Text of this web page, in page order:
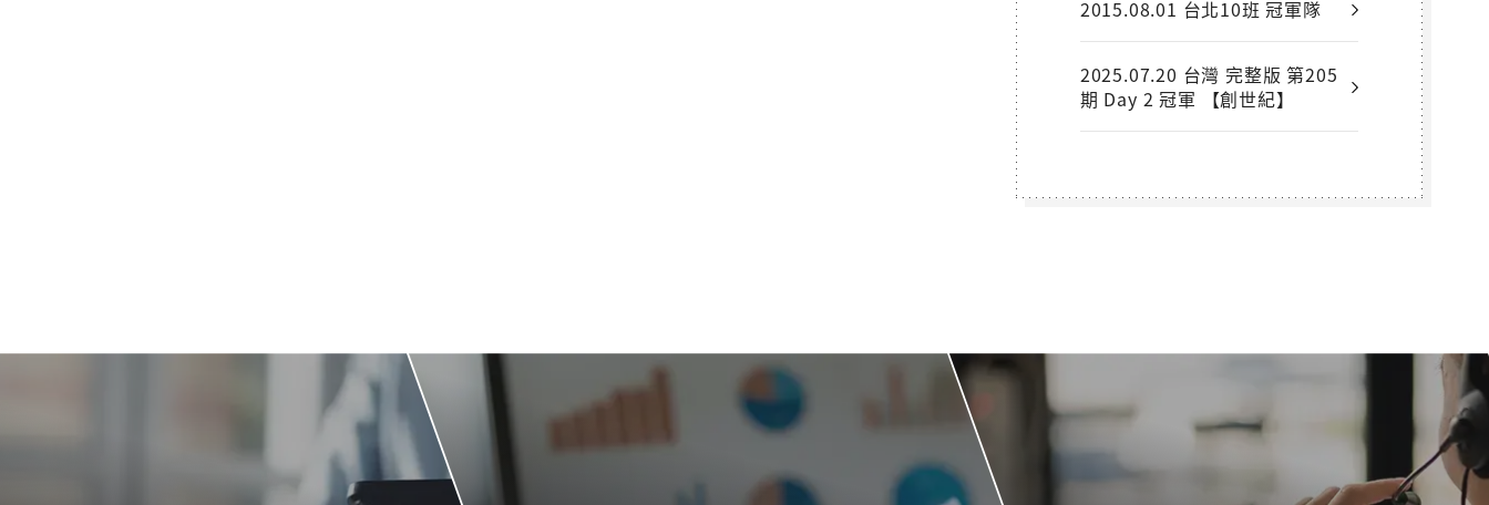
2015.08.01 台北10班 冠軍隊
2025.07.20 台灣 完整版 第205
期 Day 2 冠軍 【創世紀】